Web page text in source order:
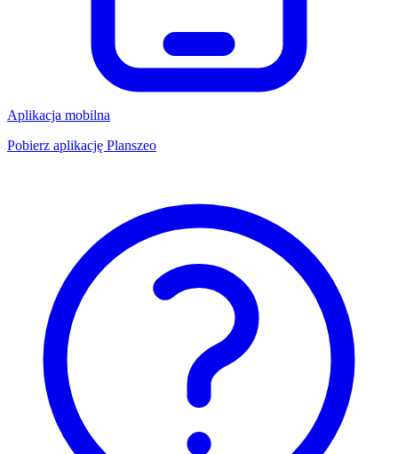
Aplikacja mobilna
Pobierz aplikację Planszeo